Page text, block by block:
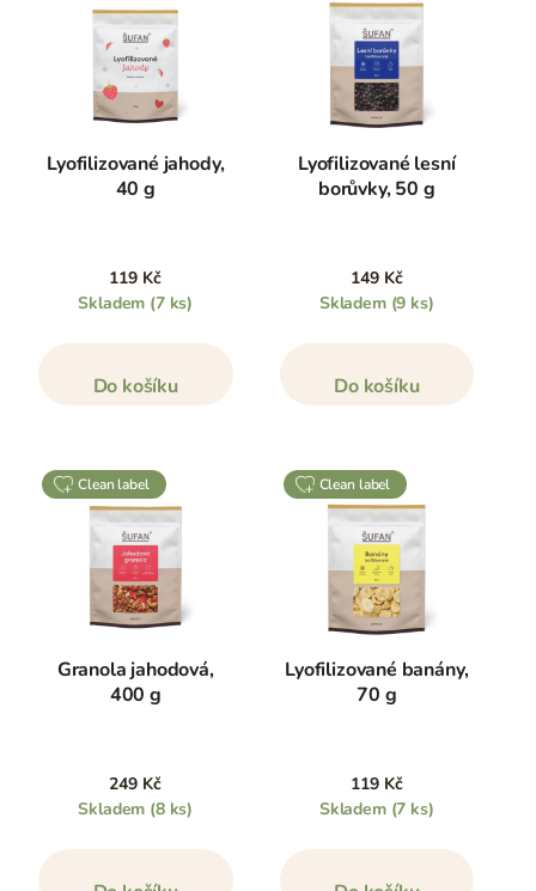
Lyofilizované jahody,
40 g
119 Kč
Skladem (7 ks)
Do košíku
Lyofilizované lesní
borůvky, 50 g
149 Kč
Skladem (9 ks)
Do košíku
clean label
Granola jahodová,
400 g
249 Kč
Skladem (8 ks)
clean label
Lyofilizované banány,
70 g
119 Kč
Skladem (7 ks)